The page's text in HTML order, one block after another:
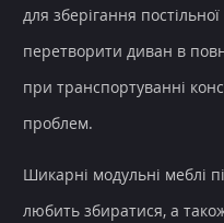
для зберігання
перетворити диван в
при транспортуванні
проблем.
Шикарні модульні меблі
любить збиратися, а